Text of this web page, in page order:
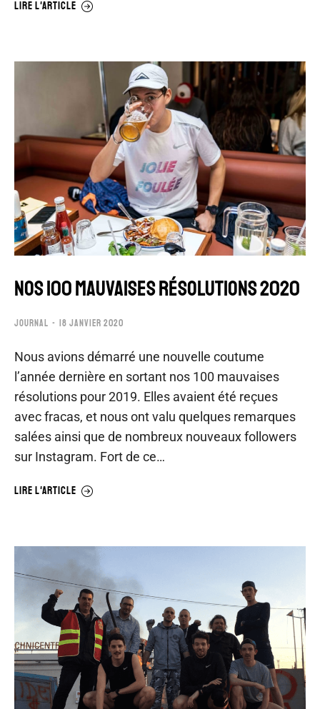
LIRE L'ARTICLE
NOS 100 MAUVAISES RÉSOLUTIONS 2020
JOURNAL 18 JANVIER 2020
Nous avions démarré une nouvelle coutume
l’année dernière en sortant nos 100 mauvaises
résolutions pour 2019. Elles avaient été reçues
avec fracas, et nous ont valu quelques remarques
salées ainsi que de nombreux nouveaux followers
sur Instagram. Fort de ce…
LIRE L'ARTICLE